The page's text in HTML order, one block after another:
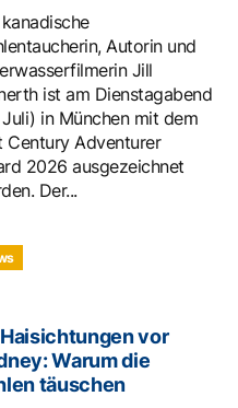
Autorin und
Jill
ist am Dienstagabend
Juli) in München mit dem
Century Adventurer
2026 ausgezeichnet
Der...
vor
Warum die
täuschen